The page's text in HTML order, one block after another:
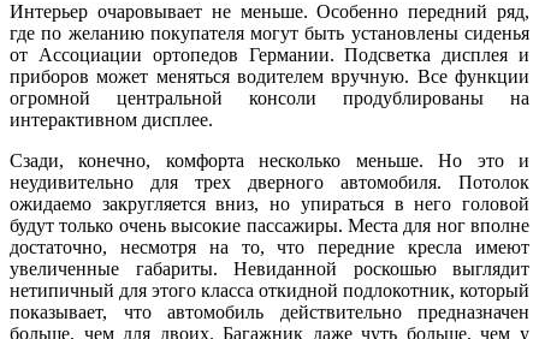
Интерьер очаровывает не меньше. Особенно передний ряд,
где по желанию покупателя могут быть установлены сиденья
от Ассоциации ортопедов Германии. Подсветка дисплея и
приборов может меняться водителем вручную. Все функции
огромной центральной консоли продублированы на
интерактивном дисплее.
Сзади, конечно, комфорта несколько меньше. Но это и
неудивительно для трех дверного автомобиля. Потолок
ожидаемо закругляется вниз, но упираться в него головой
будут только очень высокие пассажиры. Места для ног вполне
достаточно, несмотря на то, что передние кресла имеют
увеличенные габариты. Невиданной роскошью выглядит
нетипичный для этого класса откидной подлокотник, который
показывает, что автомобиль действительно предназначен
больше, чем для двоих. Багажник даже чуть больше, чем у